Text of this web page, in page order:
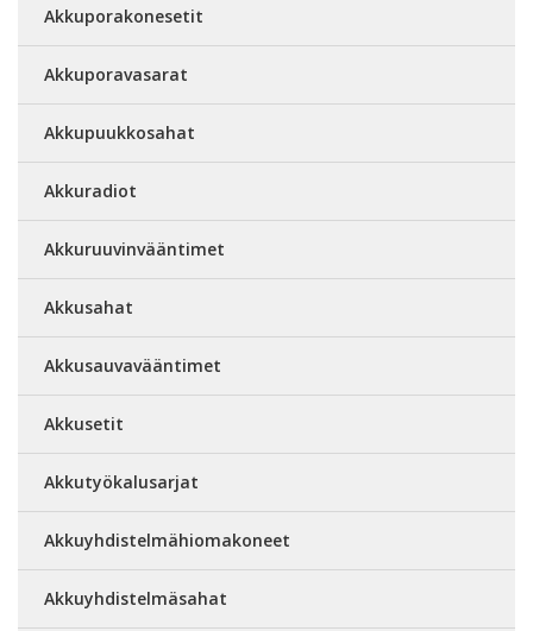
Akkuporakonesetit
Akkuporavasarat
Akkupuukkosahat
Akkuradiot
Akkuruuvinvääntimet
Akkusahat
Akkusauvavääntimet
Akkusetit
Akkutyökalusarjat
Akkuyhdistelmähiomakoneet
Akkuyhdistelmäsahat